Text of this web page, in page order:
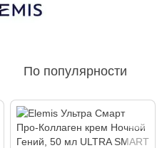
По популярности